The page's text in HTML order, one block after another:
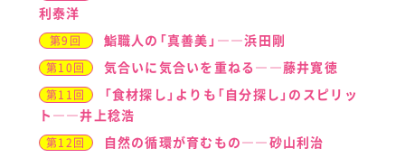
利泰洋
第9回 鮨職人の「真善美」――浜田剛
第10回 気合いに気合いを重ねる――藤井寛徳
第11回
「食材探し」よりも「自分探し」のスピリッ
ト――井上稔浩
第12回 自然の循環が育むもの――砂山利治